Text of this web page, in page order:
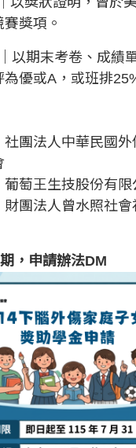
獎項。
以期末考卷、成績
為優或A，或班排
社團法人中華民國
葡萄王生技股份有限
財團法人曾水照社
，申請辦法DM